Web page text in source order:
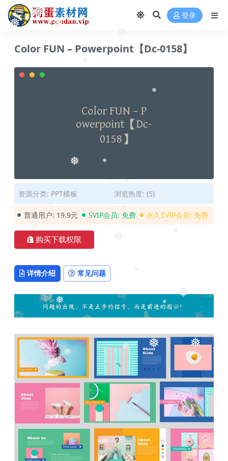
❅
❅
❅
❅
❅
❅
❅
❅
❅
❅
❅
❅
❅
❅
❅
❅ ❅
❅
登录
Color FUN – Powerpoint【Dc-0158】
资源分类: PPT模板 浏览热度: (5)
普通用户: 19.9元 SVIP会员: 免费 永久SVIP会员: 免费
购买下载权限
详情介绍 常见问题